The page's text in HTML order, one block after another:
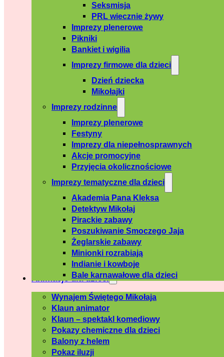
Seksmisja
PRL wiecznie żywy
Imprezy plenerowe
Pikniki
Bankiet i wigilia
Imprezy firmowe dla dzieci
Dzień dziecka
Mikołajki
Imprezy rodzinne
Imprezy plenerowe
Festyny
Imprezy dla niepełnosprawnych
Akcje promocyjne
Przyjęcia okolicznościowe
Imprezy tematyczne dla dzieci
Akademia Pana Kleksa
Detektyw Mikołaj
Pirackie zabawy
Poszukiwanie Smoczego Jaja
Żeglarskie zabawy
Minionki rozrabiają
Indianie i kowboje
Bale karnawałowe dla dzieci
Animacje dla dzieci
Wynajem Świętego Mikołaja
Klaun animator
Klaun – spektakl komediowy
Pokazy chemiczne dla dzieci
Balony z helem
Pokaz iluzji